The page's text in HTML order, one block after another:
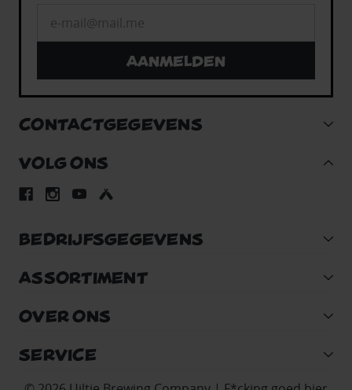
Aanmelden
CONTACTGEGEVENS
VOLG ONS
BEDRIJFSGEGEVENS
ASSORTIMENT
OVER ONS
SERVICE